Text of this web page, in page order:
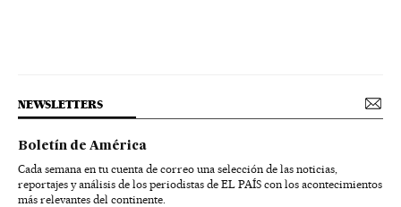
NEWSLETTERS
Boletín de América
Cada semana en tu cuenta de correo una selección de las noticias,
reportajes y análisis de los periodistas de EL PAÍS con los acontecimientos
más relevantes del continente.